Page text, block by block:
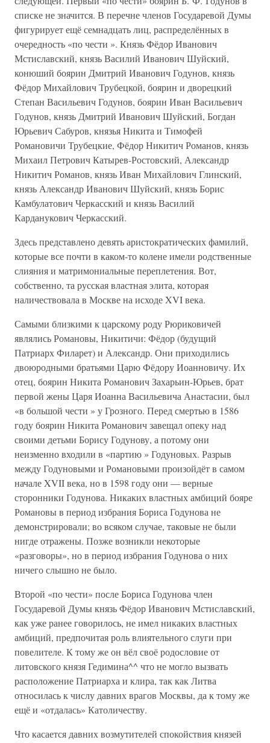
списке не значится. В перечне членов Государевой Думы
фигурирует ещё семнадцать лиц, распределённых в
очередность «по чести ». Князь Фёдор Иванович
Мстиславский, князь Василий Иванович Шуйский,
конюший боярин Дмитрий Иванович Годунов, князь
Фёдор Михайлович Трубецкой, боярин и дворецкий
Степан Васильевич Годунов, боярин Иван Васильевич
Годунов, князь Дмитрий Иванович Шуйский, Богдан
Юрьевич Сабуров, князья Никита и Тимофей
Романовичи Трубецкие, Фёдор Никитич Романов, князь
Михаил Петрович Катырев-Ростовский, Александр
Никитич Романов, князь Иван Михайлович Глинский,
князь Александр Иванович Шуйский, князь Борис
Камбулатович Черкасский и князь Василий
Карданукович Черкасский.
Здесь представлено девять аристократических фамилий,
которые все почти в каком-то колене имели родственные
слияния и матримониальные переплетения. Вот,
собственно, та русская властная элита, которая
наличествовала в Москве на исходе XVI века.
Самыми близкими к царскому роду Рюриковичей
являлись Романовы, Никитичи: Фёдор (будущий
Патриарх Филарет) и Александр. Они приходились
двоюродными братьями Царю Фёдору Иоанновичу. Их
отец, боярин Никита Романович Захарьин-Юрьев, брат
первой жены Царя Иоанна Васильевича Анастасии, был
«в большой чести » у Грозного. Перед смертью в 1586
году боярин Никита Романович завещал опеку над
своими детьми Борису Годунову, а потому они
неизменно входили в «партию » Годуновых. Разрыв
между Годуновыми и Романовыми произойдёт в самом
начале XVII века, но в 1598 году они — верные
сторонники Годунова. Никаких властных амбиций бояре
Романовы в период избрания Бориса Годунова не
демонстрировали; во всяком случае, таковые не были
нигде отражены. Позже возникли некоторые
«разговоры», но в период избрания Годунова о них
ничего слышно не было.
Второй «по чести» после Бориса Годунова член
Государевой Думы князь Фёдор Иванович Мстиславский,
как уже ранее говорилось, не имел никаких властных
амбиций, предпочитая роль влиятельного слуги при
повелителе. К тому же он вёл своё родословие от
литовского князя Гедимина^^ что не могло вызвать
расположение Патриарха и клира, так как Литва
относилась к числу давних врагов Москвы, да к тому же
ещё и «отдалась» Католичеству.
Что касается давних возмутителей спокойствия князей